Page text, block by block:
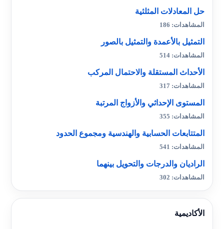
حل المعادلات المثلثية
المشاهدات: 186
التمثيل بالأعمدة والتمثيل بالصور
المشاهدات: 514
الأحداث المستقلة والاحتمال المركب
المشاهدات: 317
المستوى الإحداثي والأزواج المرتبة
المشاهدات: 355
المتتابعات الحسابية والهندسية ومجموع الحدود
المشاهدات: 541
الراديان والدرجات والتحويل بينهما
المشاهدات: 302
الأكاديمية